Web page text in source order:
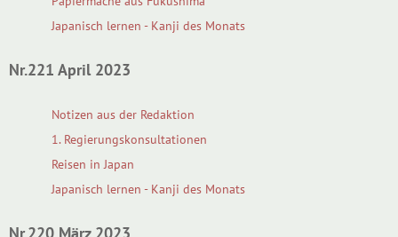
Japanisch lernen - Kanji des Monats
Nr.221 April 2023
Notizen aus der Redaktion
1. Regierungskonsultationen
Reisen in Japan
Japanisch lernen - Kanji des Monats
Nr.220 März 2023